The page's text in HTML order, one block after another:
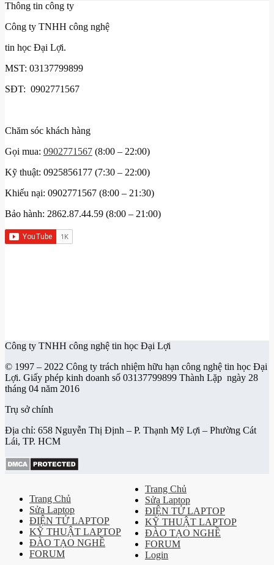
Thông tin công ty
Công ty TNHH công nghệ
tin học Đại Lợi.
MST: 03137799899
SĐT: 0902771567
Chăm sóc khách hàng
Gọi mua: 0902771567 (8:00 – 22:00)
Kỹ thuật: 0925856177 (7:30 – 22:00)
Khiếu nại: 0902771567 (8:00 – 21:30)
Bảo hành: 2862.87.44.59 (8:00 – 21:00)
Công ty TNHH công nghệ tin học Đại Lợi
© 1997 – 2022 Công ty trách nhiệm hữu hạn công nghệ tin học Đại
Lợi. Giấy phép kinh doanh số 03137799899 Thành Lặp ngày 28
tháng 04 năm 2016
Trụ sở chính
Địa chỉ: 658 Nguyễn Thị Định – P. Thạnh Mỹ Lợi – Phường Cát
Lái, TP. HCM
Trang Chủ
Sửa Laptop
ĐIỆN TỬ LAPTOP
KỸ THUẬT LAPTOP
ĐÀO TẠO NGHỀ
FORUM
Trang Chủ
Sửa Laptop
ĐIỆN TỬ LAPTOP
KỸ THUẬT LAPTOP
ĐÀO TẠO NGHỀ
FORUM
Login